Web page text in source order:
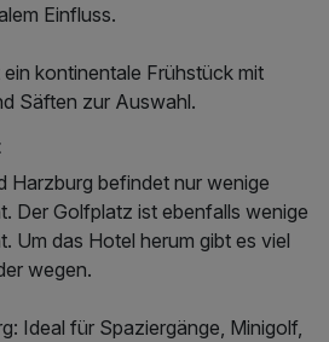
Einfluss.
kontinentale Frühstück mit
Säften zur Auswahl.
Harzburg befindet nur wenige
Der Golfplatz ist ebenfalls wenige
Um das Hotel herum gibt es viel
wegen.
Ideal für Spaziergänge, Minigolf,